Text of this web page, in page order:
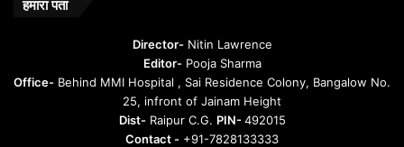
हमारा पता
Director-Nitin Lawrence
Editor-Pooja Sharma
Office- Behind MMI Hospital , Sai Residence Colony, Bangalow No.
25, infront of Jainam Height
Dist-Raipur C.G. PIN-492015
Contact - +91-7828133333